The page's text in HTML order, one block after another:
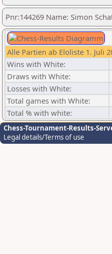
Pnr:144269 Name: Simon
Alle Partien ab Eloliste 1. Juli
Wins with White:
Draws with White:
Losses with White:
Total games with White:
Total % with white:
Chess-Tournament-Results-
Legal details/Terms of use